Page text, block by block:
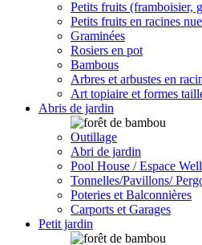
Petits fruits (framboisier,
Petits fruits en racines
Graminées
Rosiers en pot
Bambous
Arbres et arbustes en
Art topiaire et formes
Abris de jardin
Outillage
Abri de jardin
Pool House / Espace
Tonnelles/Pavillons/
Poteries et Balconnières
Carports et Garages
Petit jardin